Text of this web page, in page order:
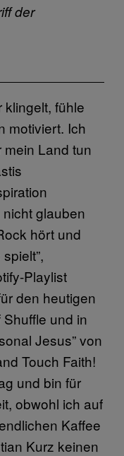
der
klingelt, fühle
motiviert. Ich
Land tun
glauben
hört und
Playlist
den heutigen
und in
Jesus” von
Touch Faith!
und bin für
obwohl ich auf
Kaffee
Kurz keinen